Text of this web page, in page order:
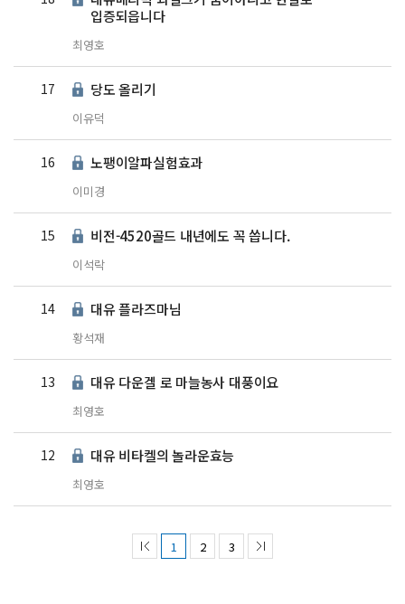
입증되읍니다
최영호
17 당도 올리기
이유덕
16 노팽이알파실험효과
이미경
15 비전-4520골드 내년에도 꼭 씁니다.
이석락
14 대유 플라즈마님
황석재
13 대유 다운겔 로 마늘농사 대풍이요
최영호
12 대유 비타켈의 놀라운효능
최영호
1 2 3